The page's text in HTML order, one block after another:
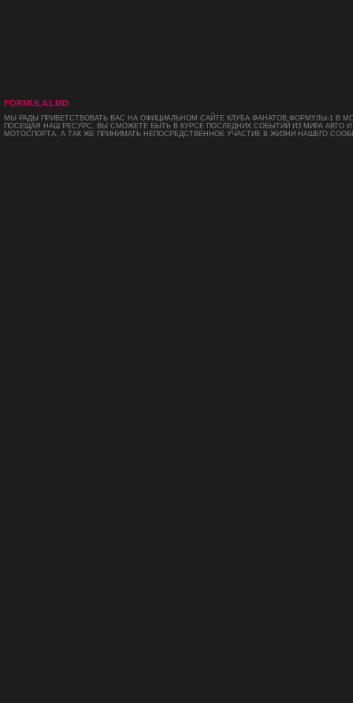
FORMULA1.MD
МЫ РАДЫ ПРИВЕТСТВОВАТЬ ВАС НА ОФИЦИАЛЬНОМ САЙТЕ КЛУБА ФАНАТОВ ФОРМУЛЫ-1 В
ПОСЕЩАЯ НАШ РЕСУРС, ВЫ СМОЖЕТЕ БЫТЬ В КУРСЕ ПОСЛЕДНИХ СОБЫТИЙ ИЗ МИРА АВТО И
МОТОСПОРТА, А ТАК ЖЕ ПРИНИМАТЬ НЕПОСРЕДСТВЕННОЕ УЧАСТИЕ В ЖИЗНИ НАШЕГО